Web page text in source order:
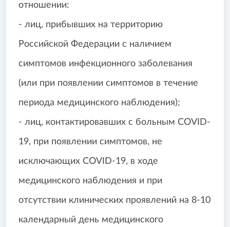
отношении:
- лиц, прибывших на территорию
Российской Федерации с наличием
симптомов инфекционного заболевания
(или при появлении симптомов в течение
периода медицинского наблюдения);
- лиц, контактировавших с больным COVID-
19, при появлении симптомов, не
исключающих COVID-19, в ходе
медицинского наблюдения и при
отсутствии клинических проявлений на 8-10
календарный день медицинского